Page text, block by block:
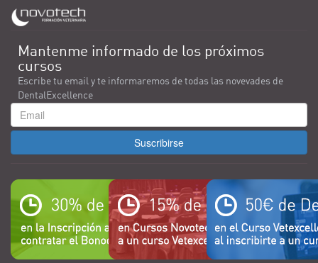
Mantenme informado de los próximos
cursos
Escribe tu email y te informaremos de todas las novevades de
DentalExcellence
Suscribirse